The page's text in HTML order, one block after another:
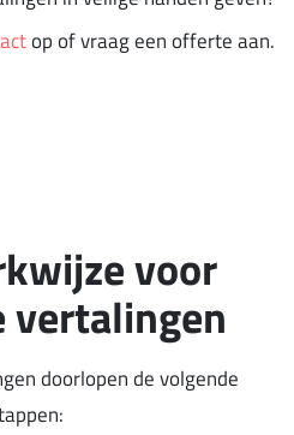
op of vraag een offerte aan.
voor
vertalingen
doorlopen de volgende